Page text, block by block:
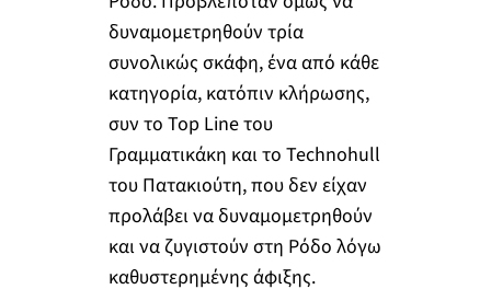
δυναμομετρηθούν τρία
συνολικώς σκάφη, ένα από κάθε
κατηγορία, κατόπιν κλήρωσης,
συν το Top Line του
Γραμματικάκη και το Technohull
του Πατακιούτη, που δεν είχαν
προλάβει να δυναμομετρηθούν
και να ζυγιστούν στη Ρόδο λόγω
καθυστερημένης άφιξης.